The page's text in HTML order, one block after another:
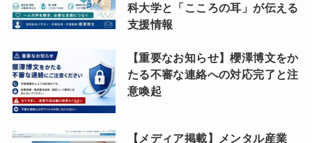
科大学と「こころの耳」が伝える
支援情報
【重要なお知らせ】櫻澤博文をか
たる不審な連絡への対応完了と注
意喚起
【メディア掲載】メンタル産業